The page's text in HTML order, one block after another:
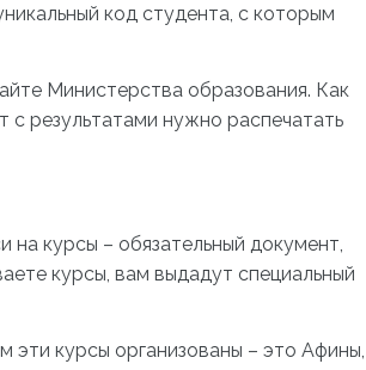
код студента, с которым
Министерства образования. Как
с результатами нужно распечатать
на курсы – обязательный документ,
курсы, вам выдадут специальный
эти курсы организованы – это Афины,